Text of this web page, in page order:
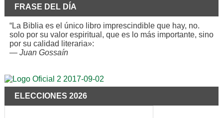
FRASE DEL DÍA
“La Biblia es el único libro imprescindible que hay, no.
solo por su valor espiritual, que es lo más importante, sino
por su calidad literaria»:
— Juan Gossaín
ELECCIONES 2026